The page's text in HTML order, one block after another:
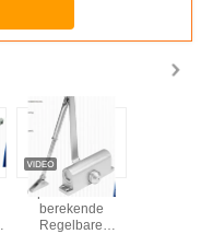
Op zwaar werk
berekende
Regelbare